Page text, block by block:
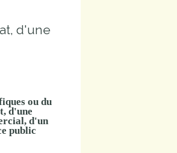
d'une
ou du
d'une
d'un
public